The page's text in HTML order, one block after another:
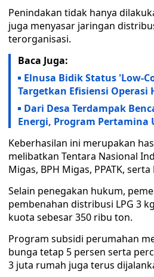
Penindakan tidak hanya
juga menyasar jaringan
terorganisasi.
Baca Juga:
Elnusa Bidik Status 'Low-
Targetkan Efisiensi Operasi
Dari Desa Terdampak
Energi, Program Pertamina
Keberhasilan ini merupakan
melibatkan Tentara Nasional
Migas, BPH Migas, PPATK,
Selain penegakan hukum,
pembenahan distribusi LPG 3
kuota sebesar 350 ribu ton.
Program subsidi perumahan
bunga tetap 5 persen serta
3 juta rumah juga terus